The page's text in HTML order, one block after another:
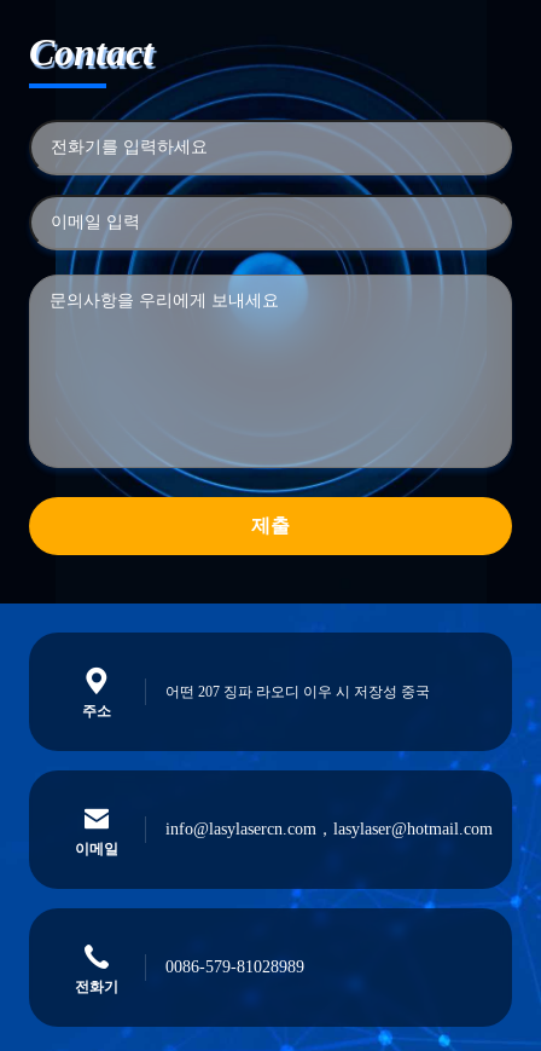
Contact
제출
주소
어떤 207 징파 라오디 이우 시 저장성 중국
이메일
info@lasylasercn.com，lasylaser@hotmail.com
전화기
0086-579-81028989